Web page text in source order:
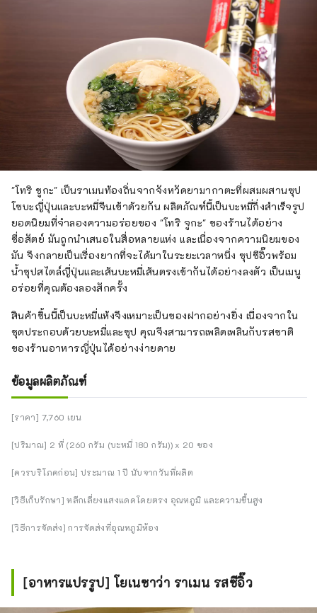
"โทริ ชูกะ" เป็นราเมนท้องถิ่นจากจังหวัดยามากาตะที่ผสมผสานซุป
โซบะญี่ปุ่นและบะหมี่จีนเข้าด้วยกัน ผลิตภัณฑ์นี้เป็นบะหมี่กึ่งสำเร็จรูป
ยอดนิยมที่จำลองความอร่อยของ "โทริ จูกะ" ของร้านได้อย่าง
ซื่อสัตย์ มันถูกนำเสนอในสื่อหลายแห่ง และเนื่องจากความนิยมของ
มัน จึงกลายเป็นเรื่องยากที่จะได้มาในระยะเวลาหนึ่ง ซุปซีอิ๊วพร้อม
น้ำซุปสไตล์ญี่ปุ่นและเส้นบะหมี่เส้นตรงเข้ากันได้อย่างลงตัว เป็นเมนู
อร่อยที่คุณต้องลองสักครั้ง
สินค้าชิ้นนี้เป็นบะหมี่แห้งจึงเหมาะเป็นของฝากอย่างยิ่ง เนื่องจากใน
ชุดประกอบด้วยบะหมี่และซุป คุณจึงสามารถเพลิดเพลินกับรสชาติ
ของร้านอาหารญี่ปุ่นได้อย่างง่ายดาย
ข้อมูลผลิตภัณฑ์
[ราคา] 7,760 เยน
[ปริมาณ] 2 ที่ (260 กรัม (บะหมี่ 180 กรัม)) x 20 ซอง
[ควรบริโภคก่อน] ประมาณ 1 ปี นับจากวันที่ผลิต
[วิธีเก็บรักษา] หลีกเลี่ยงแสงแดดโดยตรง อุณหภูมิ และความชื้นสูง
[วิธีการจัดส่ง] การจัดส่งที่อุณหภูมิห้อง
[อาหารแปรรูป] โยเนซาว่า ราเมน รสซีอิ๊ว